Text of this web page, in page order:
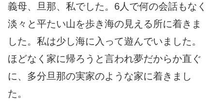
義母、旦那、私でした。6人で何の会話もなく
淡々と平たい山を歩き海の見える所に着きま
した。私は少し海に入って遊んでいました。
ほどなく家に帰ろうと言われ夢だからか直ぐ
に、多分旦那の実家のような家に着きまし
た。